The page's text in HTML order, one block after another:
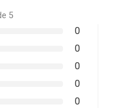
5
0
0
0
0
0